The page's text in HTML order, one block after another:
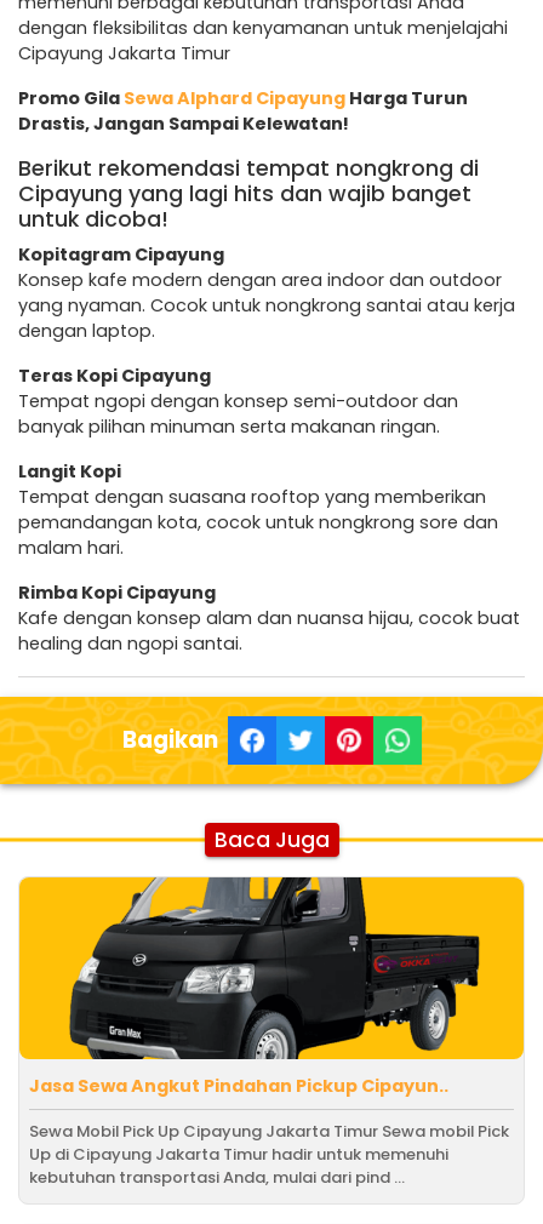
dengan fleksibilitas dan kenyamanan untuk menjelajahi
Cipayung Jakarta Timur
Promo Gila Sewa Alphard Cipayung Harga Turun
Drastis, Jangan Sampai Kelewatan!
Berikut rekomendasi tempat nongkrong di
Cipayung yang lagi hits dan wajib banget
untuk dicoba!
Kopitagram Cipayung
Konsep kafe modern dengan area indoor dan outdoor
yang nyaman. Cocok untuk nongkrong santai atau kerja
dengan laptop.
Teras Kopi Cipayung
Tempat ngopi dengan konsep semi-outdoor dan
banyak pilihan minuman serta makanan ringan.
Langit Kopi
Tempat dengan suasana rooftop yang memberikan
pemandangan kota, cocok untuk nongkrong sore dan
malam hari.
Rimba Kopi Cipayung
Kafe dengan konsep alam dan nuansa hijau, cocok buat
healing dan ngopi santai.
Bagikan
Baca Juga
Jasa Sewa Angkut Pindahan Pickup Cipayun..
Sewa Mobil Pick Up Cipayung Jakarta Timur Sewa mobil Pick
Up di Cipayung Jakarta Timur hadir untuk memenuhi
kebutuhan transportasi Anda, mulai dari pind ...